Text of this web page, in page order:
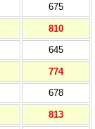
675
810
645
774
678
813